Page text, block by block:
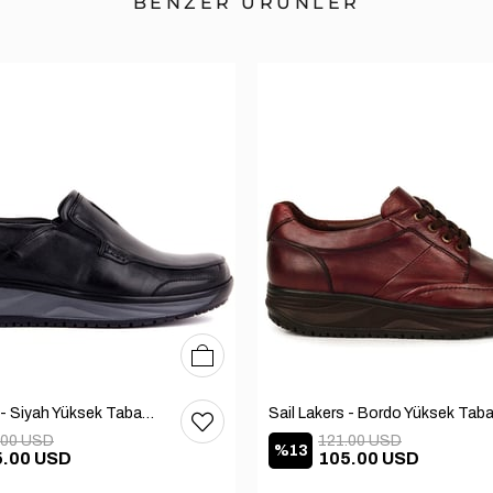
Sail Lakers - Siyah Yüksek Taban Günlük Ayakkabı 101-2834-65390
USD
USD
4041
%13 105.00 USD
121.00 USD